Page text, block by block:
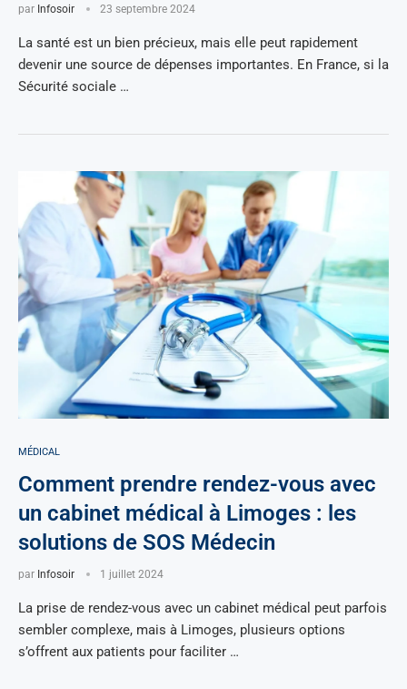
par Infosoir 23 septembre 2024
La santé est un bien précieux, mais elle peut rapidement
devenir une source de dépenses importantes. En France, si la
Sécurité sociale …
MÉDICAL
Comment prendre rendez-vous avec
un cabinet médical à Limoges : les
solutions de SOS Médecin
par Infosoir 1 juillet 2024
La prise de rendez-vous avec un cabinet médical peut parfois
sembler complexe, mais à Limoges, plusieurs options
s’offrent aux patients pour faciliter …